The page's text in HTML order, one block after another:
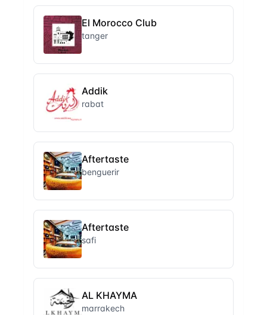
El Morocco Club
tanger
Addik
rabat
Aftertaste
benguerir
Aftertaste
safi
AL KHAYMA
marrakech